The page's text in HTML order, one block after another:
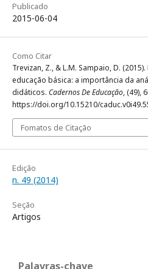
Publicado
2015-06-04
Como Citar
Trevizan, Z., & L.M. Sampaio, D.
educação básica: a importância da
didáticos. Cadernos De Educação, (49),
https://doi.org/10.15210/
Fomatos de Citação
Edição
n. 49 (2014)
Seção
Artigos
Palavras-chave